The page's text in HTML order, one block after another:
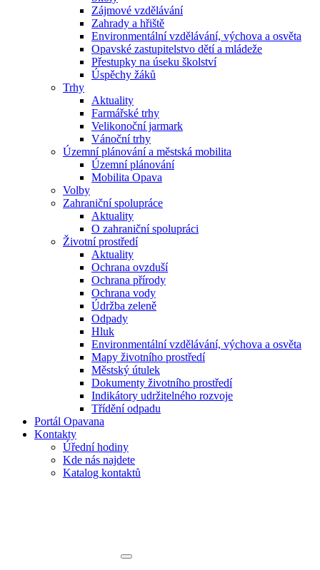
Zájmové vzdělávání
Zahrady a hřiště
Environmentální vzdělávání, výchova a osvěta
Opavské zastupitelstvo dětí a mládeže
Přestupky na úseku školství
Úspěchy žáků
Trhy
Aktuality
Farmářské trhy
Velikonoční jarmark
Vánoční trhy
Územní plánování a městská mobilita
Územní plánování
Mobilita Opava
Volby
Zahraniční spolupráce
Aktuality
O zahraniční spolupráci
Životní prostředí
Aktuality
Ochrana ovzduší
Ochrana přírody
Ochrana vody
Údržba zeleně
Odpady
Hluk
Environmentální vzdělávání, výchova a osvěta
Mapy životního prostředí
Městský útulek
Dokumenty životního prostředí
Indikátory udržitelného rozvoje
Třídění odpadu
Portál Opavana
Kontakty
Úřední hodiny
Kde nás najdete
Katalog kontaktů